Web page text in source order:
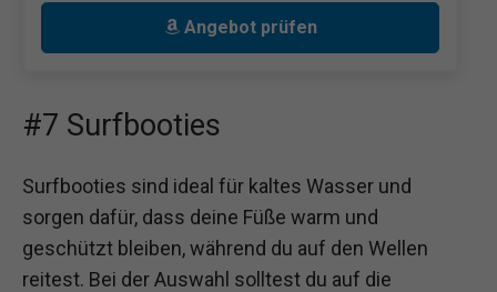
Angebot prüfen
#7 Surfbooties
Surfbooties sind ideal für kaltes Wasser und
sorgen dafür, dass deine Füße warm und
geschützt bleiben, während du auf den Wellen
reitest. Bei der Auswahl solltest du auf die